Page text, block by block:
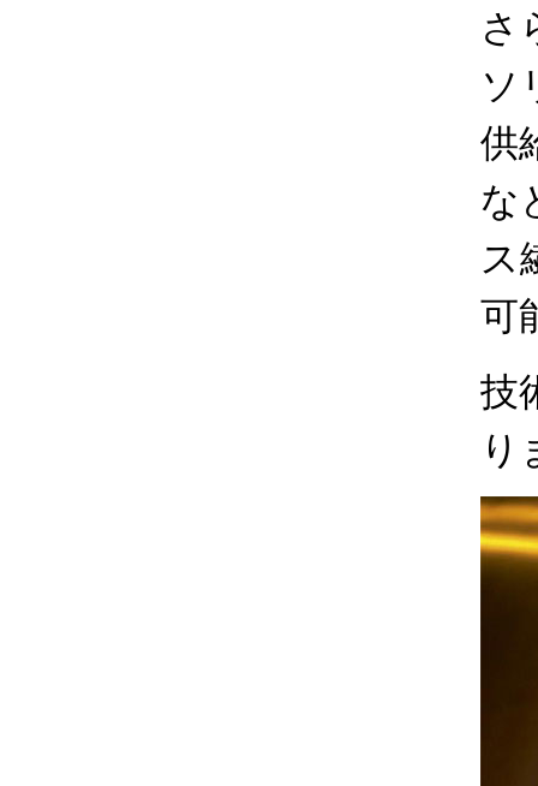
さ
ソ
供
な
ス
可
技
り